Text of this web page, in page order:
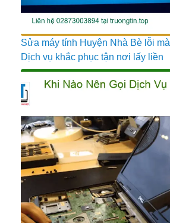
Sửa máy tính Huyện Nhà Bè lỗi
Dịch vụ khắc phục tận nơi lấy liền